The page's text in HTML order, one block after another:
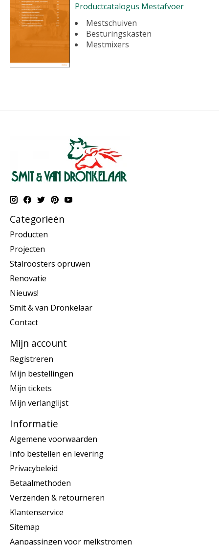
Productcatalogus Mestafvoer
Mestschuiven
Besturingskasten
Mestmixers
Categorieën
Producten
Projecten
Stalroosters opruwen
Renovatie
Nieuws!
Smit & van Dronkelaar
Contact
Mijn account
Registreren
Mijn bestellingen
Mijn tickets
Mijn verlanglijst
Informatie
Algemene voorwaarden
Info bestellen en levering
Privacybeleid
Betaalmethoden
Verzenden & retourneren
Klantenservice
Sitemap
Aanpassingen voor melkstromen